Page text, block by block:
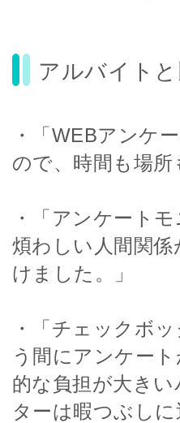
アルバイト
・「WEBアンケ
ので、時間も場
・「アンケート
煩わしい人間関
けました。」
・「チェックボ
う間にアンケー
的な負担が大き
ターは暇つぶし